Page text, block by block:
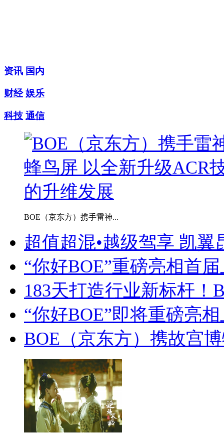
资讯 国内
财经 娱乐
科技 通信
BOE（京东方）携手雷神...
超值超混•越级驾享 凯翼
“你好BOE”重磅亮相首
183天打造行业新标杆！
“你好BOE”即将重磅亮
BOE（京东方）携故宫